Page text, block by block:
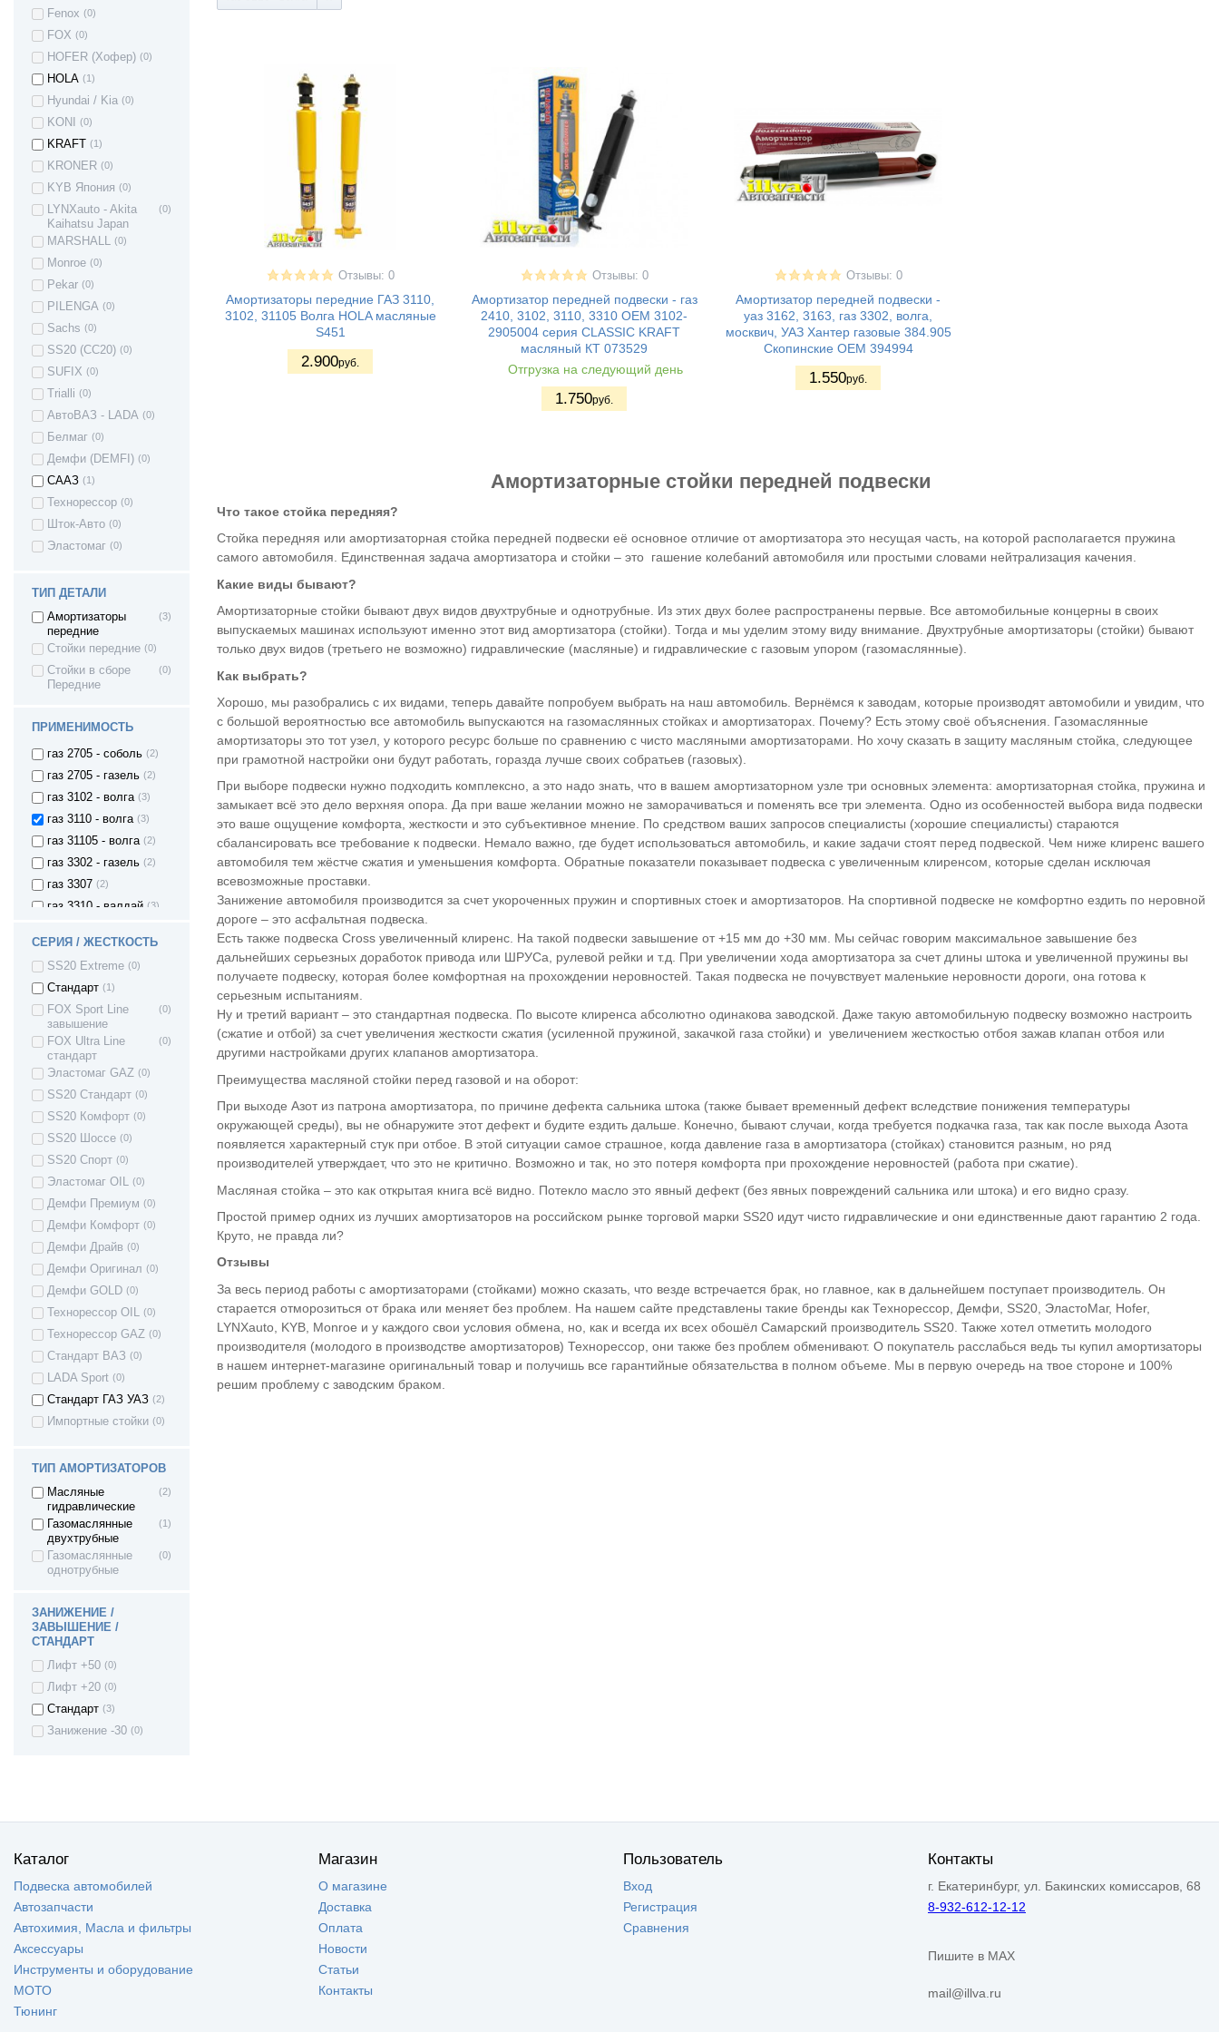
Fenox (0)
FOX (0)
HOFER (Хофер) (0)
HOLA (1)
Hyundai / Kia (0)
KONI (0)
KRAFT (1)
KRONER (0)
KYB Япония (0)
LYNXauto - Akita
Kaihatsu Japan
(0)
MARSHALL (0)
Monroe (0)
Pekar (0)
PILENGA (0)
Sachs (0)
SS20 (СС20) (0)
SUFIX (0)
Trialli (0)
АвтоВАЗ - LADA (0)
Белмаг (0)
Демфи (DEMFI) (0)
СААЗ (1)
Технорессор (0)
Шток-Авто (0)
Эластомаг (0)
ТИП ДЕТАЛИ
Амортизаторы
передние
(3)
Стойки передние (0)
Стойки в сборе
Передние
(0)
ПРИМЕНИМОСТЬ
Приора хетчбек
Приора купе
ВАЗ 2190 -
Гранта седан
(38)
Kalina II Kross
ВАЗ 21905 -
(Sport)
ВАЗ 2191 -
Гранта хетчбек
ВАЗ 2192 - Kalina
II Хэтчбек
(33)
Lada Kalina 2
Granta FL (2194)
ВАЗ 1111 - Ока
ВАЗ 1117 -
Калина I
универсал
ВАЗ 1118 -
Калина I седан
ВАЗ 1119 -
ВАЗ 11198 -
Калина I спорт
(17)
ВАЗ 2180 - Lada
Vesta (Лада
Веста)
ВАЗ 2181 LADA
(Лада Веста
Кросс)
LADA VESTA
Lada XRAY (Лада
Иксрей) Cross
(7)
ВАЗ Lada XRay (5)
Lada Largus -
Ларгус
(21)
газ 2410 - волга
газ 2705 - соболь (2)
газ 2705 - газель (2)
газ 3102 - волга (3)
газ 3110 - волга (3)
газ 31105 - волга (2)
газ 3302 - газель (2)
газ 3307 (2)
газ 3310 - валдай (3)
москвич 2141 (1)
уаз хантер
(Hanter)
uaz patriot / уаз
патриот
уаз 3160 (1)
Audi 100
Audi (A1) (1)
Audi (A2) (1)
Audi (A3) (5)
Audi (A4) (2)
Audi (A6) (2)
Audi (Q3) (1)
Chevrolet Aveo (9)
Chevrolet Epica (1)
Chevrolet Kalos (4)
Chevrolet Cruze (8)
Chevrolet Lanos (6)
Chevrolet Lacetti (7)
Chevrolet Spark (3)
Chevrolet Nubira (1)
Citroen C4 (1)
Citroen Berlingo 1 (1)
Daewoo Gentra (4)
Daewoo Lanos (4)
Daewoo Nubira
Daewoo Nexia (6)
Ravon Nexia R3
Daewoo Matiz (3)
Daewoo Espero
Datsun mi-DO
Ford Fusion
Ford Focus (1)
Ford Focus 2
Ford Focus 3
Focus C-Max (5)
Great Wall Hover
H5
Great Wall Hover (4)
Great Wall Safe F1
Honda Civic (1)
Honda CR-V (RD1,
HONDA JAZZ II (1)
СЕРИЯ / ЖЕСТКОСТЬ
SS20 Extreme (0)
Стандарт (1)
FOX Sport Line
завышение
(0)
FOX Ultra Line
стандарт
(0)
Эластомаг GAZ (0)
SS20 Стандарт (0)
SS20 Комфорт (0)
SS20 Шоссе (0)
SS20 Спорт (0)
Эластомаг OIL (0)
Демфи Премиум (0)
Демфи Комфорт (0)
Демфи Драйв (0)
Демфи Оригинал (0)
Демфи GOLD (0)
Технорессор OIL (0)
Технорессор GAZ (0)
Стандарт ВАЗ (0)
LADA Sport (0)
Стандарт ГАЗ УАЗ (2)
Импортные стойки (0)
ТИП АМОРТИЗАТОРОВ
Масляные
гидравлические
(2)
Газомаслянные
двухтрубные
(1)
Газомаслянные
однотрубные
(0)
ЗАНИЖЕНИЕ /
ЗАВЫШЕНИЕ /
СТАНДАРТ
Лифт +50 (0)
Лифт +20 (0)
Стандарт (3)
Занижение -30 (0)
Отзывы: 0
Амортизаторы передние ГАЗ 3110,
3102, 31105 Волга HOLA масляные
S451
2.900руб.
Отзывы: 0
Амортизатор передней подвески - газ
2410, 3102, 3110, 3310 OEM 3102-
2905004 серия CLASSIC KRAFT
масляный КТ 073529
Отгрузка на следующий день
1.750руб.
Отзывы: 0
Амортизатор передней подвески -
уаз 3162, 3163, газ 3302, волга,
москвич, УАЗ Хантер газовые 384.905
Скопинские OEM 394994
1.550руб.
Амортизаторные стойки передней подвески
Что такое стойка передняя?
Стойка передняя или амортизаторная стойка передней подвески её основное отличие от амортизатора это несущая часть, на которой располагается пружина
самого автомобиля. Единственная задача амортизатора и стойки – это гашение колебаний автомобиля или простыми словами нейтрализация качения.
Какие виды бывают?
Амортизаторные стойки бывают двух видов двухтрубные и однотрубные. Из этих двух более распространены первые. Все автомобильные концерны в своих
выпускаемых машинах используют именно этот вид амортизатора (стойки). Тогда и мы уделим этому виду внимание. Двухтрубные амортизаторы (стойки) бывают
только двух видов (третьего не возможно) гидравлические (масляные) и гидравлические с газовым упором (газомаслянные).
Как выбрать?
Хорошо, мы разобрались с их видами, теперь давайте попробуем выбрать на наш автомобиль. Вернёмся к заводам, которые производят автомобили и увидим, что
с большой вероятностью все автомобиль выпускаются на газомаслянных стойках и амортизаторах. Почему? Есть этому своё объяснения. Газомаслянные
амортизаторы это тот узел, у которого ресурс больше по сравнению с чисто масляными амортизаторами. Но хочу сказать в защиту масляным стойка, следующее
при грамотной настройки они будут работать, горазда лучше своих собратьев (газовых).
При выборе подвески нужно подходить комплексно, а это надо знать, что в вашем амортизаторном узле три основных элемента: амортизаторная стойка, пружина и
замыкает всё это дело верхняя опора. Да при ваше желании можно не заморачиваться и поменять все три элемента. Одно из особенностей выбора вида подвески
это ваше ощущение комфорта, жесткости и это субъективное мнение. По средством ваших запросов специалисты (хорошие специалисты) стараются
сбалансировать все требование к подвески. Немало важно, где будет использоваться автомобиль, и какие задачи стоят перед подвеской. Чем ниже клиренс вашего
автомобиля тем жёстче сжатия и уменьшения комфорта. Обратные показатели показывает подвеска с увеличенным клиренсом, которые сделан исключая
всевозможные проставки.
Занижение автомобиля производится за счет укороченных пружин и спортивных стоек и амортизаторов. На спортивной подвеске не комфортно ездить по неровной
дороге – это асфальтная подвеска.
Есть также подвеска Cross увеличенный клиренс. На такой подвески завышение от +15 мм до +30 мм. Мы сейчас говорим максимальное завышение без
дальнейших серьезных доработок привода или ШРУСа, рулевой рейки и т.д. При увеличении хода амортизатора за счет длины штока и увеличенной пружины вы
получаете подвеску, которая более комфортная на прохождении неровностей. Такая подвеска не почувствует маленькие неровности дороги, она готова к
серьезным испытаниям.
Ну и третий вариант – это стандартная подвеска. По высоте клиренса абсолютно одинакова заводской. Даже такую автомобильную подвеску возможно настроить
(сжатие и отбой) за счет увеличения жесткости сжатия (усиленной пружиной, закачкой газа стойки) и увеличением жесткостью отбоя зажав клапан отбоя или
другими настройками других клапанов амортизатора.
Преимущества масляной стойки перед газовой и на оборот:
При выходе Азот из патрона амортизатора, по причине дефекта сальника штока (также бывает временный дефект вследствие понижения температуры
окружающей среды), вы не обнаружите этот дефект и будите ездить дальше. Конечно, бывают случаи, когда требуется подкачка газа, так как после выхода Азота
появляется характерный стук при отбое. В этой ситуации самое страшное, когда давление газа в амортизатора (стойках) становится разным, но ряд
производителей утверждает, что это не критично. Возможно и так, но это потеря комфорта при прохождение неровностей (работа при сжатие).
Масляная стойка – это как открытая книга всё видно. Потекло масло это явный дефект (без явных повреждений сальника или штока) и его видно сразу.
Простой пример одних из лучших амортизаторов на российском рынке торговой марки SS20 идут чисто гидравлические и они единственные дают гарантию 2 года.
Круто, не правда ли?
Отзывы
За весь период работы с амортизаторами (стойками) можно сказать, что везде встречается брак, но главное, как в дальнейшем поступает производитель. Он
старается отморозиться от брака или меняет без проблем. На нашем сайте представлены такие бренды как Технорессор, Демфи, SS20, ЭластоМаг, Hofer,
LYNXauto, KYB, Monroe и у каждого свои условия обмена, но, как и всегда их всех обошёл Самарский производитель SS20. Также хотел отметить молодого
производителя (молодого в производстве амортизаторов) Технорессор, они также без проблем обменивают. О покупатель расслабься ведь ты купил амортизаторы
в нашем интернет-магазине оригинальный товар и получишь все гарантийные обязательства в полном объеме. Мы в первую очередь на твое стороне и 100%
решим проблему с заводским браком.
Каталог
Подвеска автомобилей
Автозапчасти
Автохимия, Масла и фильтры
Аксессуары
Инструменты и оборудование
МОТО
Тюнинг
Магазин
О магазине
Доставка
Оплата
Новости
Статьи
Контакты
Пользователь
Вход
Регистрация
Сравнения
Контакты
г. Екатеринбург, ул. Бакинских комиссаров, 68
8-932-612-12-12
Пишите в MAX
mail@illva.ru